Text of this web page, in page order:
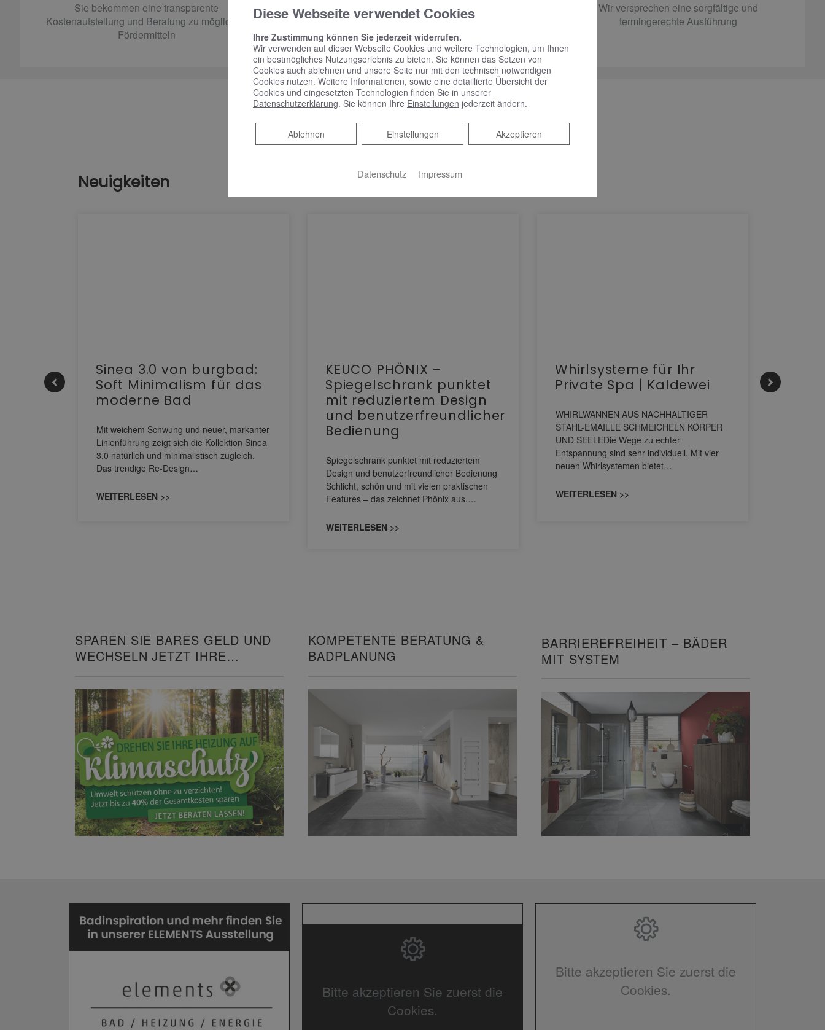
Sie bekommen eine transparente
Kostenaufstellung und Beratung zu möglichen
Fördermitteln
Wir versprechen eine sorgfältige und
termingerechte Ausführung
Neuigkeiten
Sinea 3.0 von burgbad:
Soft Minimalism für das
moderne Bad
Mit weichem Schwung und neuer, markanter
Linienführung zeigt sich die Kollektion Sinea
3.0 natürlich und minimalistisch zugleich.
Das trendige Re-Design…
WEITERLESEN >>
KEUCO PHÖNIX –
Spiegelschrank punktet
mit reduziertem Design
und benutzerfreundlicher
Bedienung
Spiegelschrank punktet mit reduziertem
Design und benutzerfreundlicher Bedienung
Schlicht, schön und mit vielen praktischen
Features – das zeichnet Phönix aus.…
WEITERLESEN >>
Whirlsysteme für Ihr
Private Spa | Kaldewei
WHIRLWANNEN AUS NACHHALTIGER
STAHL-EMAILLE SCHMEICHELN KÖRPER
UND SEELEDie Wege zu echter
Entspannung sind sehr individuell. Mit vier
neuen Whirlsystemen bietet…
WEITERLESEN >>
SPAREN SIE BARES GELD UND
WECHSELN JETZT IHRE
KOMPETENTE BERATUNG &
BADPLANUNG
BARRIEREFREIHEIT – BÄDER
MIT SYSTEM
Bitte akzeptieren Sie zuerst die
Cookies.
Bitte akzeptieren Sie zuerst die
Cookies.
Diese Webseite verwendet Cookies
Ihre Zustimmung können Sie jederzeit widerrufen.
Wir verwenden auf dieser Webseite Cookies und weitere Technologien, um Ihnen
ein bestmögliches Nutzungserlebnis zu bieten. Sie können das Setzen von
Cookies auch ablehnen und unsere Seite nur mit den technisch notwendigen
Cookies nutzen. Weitere Informationen, sowie eine detaillierte Übersicht der
Cookies und eingesetzten Technologien finden Sie in unserer
Datenschutzerklärung. Sie können Ihre Einstellungen jederzeit ändern.
Akzeptieren
Einstellungen
Ablehnen
Ablehnen
Datenschutz Impressum